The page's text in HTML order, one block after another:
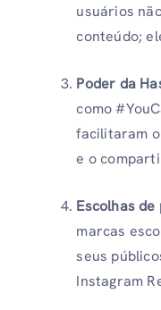
usuários
conteúdo;
Poder da
como
facilitaram
e o
Escolhas
marcas
seus
Instagram